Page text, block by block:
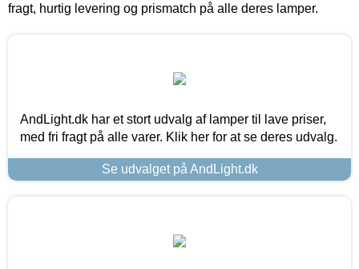
fragt, hurtig levering og prismatch på alle deres lamper.
AndLight.dk har et stort udvalg af lamper til lave priser,
med fri fragt på alle varer. Klik her for at se deres udvalg.
Se udvalget på AndLight.dk